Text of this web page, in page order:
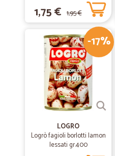
1,75 € 1,95 €
-17%
LOGRO
Logrò fagioli borlotti lamon
lessati gr.400